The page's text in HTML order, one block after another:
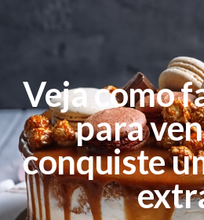
Veja como
para
conquiste